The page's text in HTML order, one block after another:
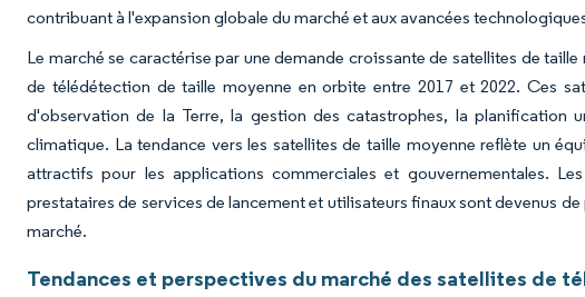
contribuant à l'expansion globale du marché et aux avancées
Le marché se caractérise par une demande croissante de satellites de
de télédétection de taille moyenne en orbite entre 2017 et 2022. Ces
d'observation de la Terre, la gestion des catastrophes, la planification
climatique. La tendance vers les satellites de taille moyenne reflète un
attractifs pour les applications commerciales et gouvernementales.
prestataires de services de lancement et utilisateurs finaux sont devenus
marché.
Tendances et perspectives du marché des satellites de